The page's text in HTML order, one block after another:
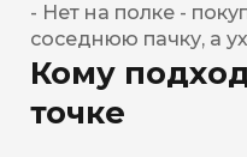
- Нет на полке -
соседнюю пачку, а
Кому
точке